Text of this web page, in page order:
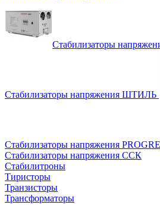
Стабилизаторы
Стабилизаторы напряжения ШТИЛЬ
Стабилизаторы напряжения
Стабилизаторы напряжения ССК
Стабилитроны
Тиристоры
Транзисторы
Трансформаторы